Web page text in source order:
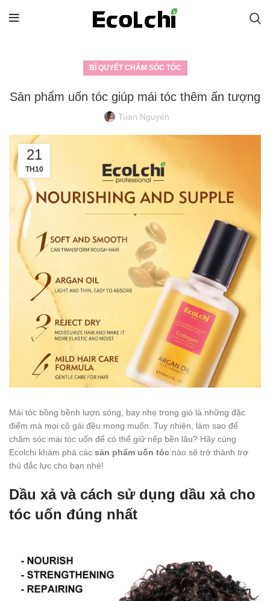
BÍ QUYẾT CHĂM SÓC TÓC
Sản phẩm uốn tóc giúp mái tóc thêm ấn tượng
Tuan Nguyen
21
TH10
Mái tóc bồng bềnh lượn sóng, bay nhẹ trong gió là những đặc
điểm mà mọi cô gái đều mong muốn. Tuy nhiên, làm sao để
chăm sóc mái tóc uốn để có thể giữ nếp bền lâu? Hãy cùng
Ecolchi khám phá các sản phẩm uốn tóc nào sẽ trở thành trợ
thủ đắc lực cho bạn nhé!
Dầu xả và cách sử dụng dầu xả cho
tóc uốn đúng nhất